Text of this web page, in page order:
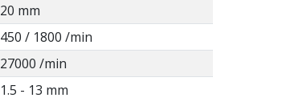
20 mm
450 / 1800 /min
27000 /min
1.5 - 13 mm